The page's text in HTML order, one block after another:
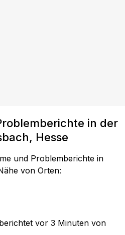
in der
Hesse
und Problemberichte in
von Orten:
vor 3 Minuten von